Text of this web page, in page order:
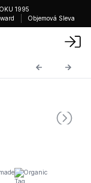
1995
Objemová Sleva
Organic